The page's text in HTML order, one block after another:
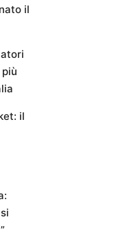
il
il